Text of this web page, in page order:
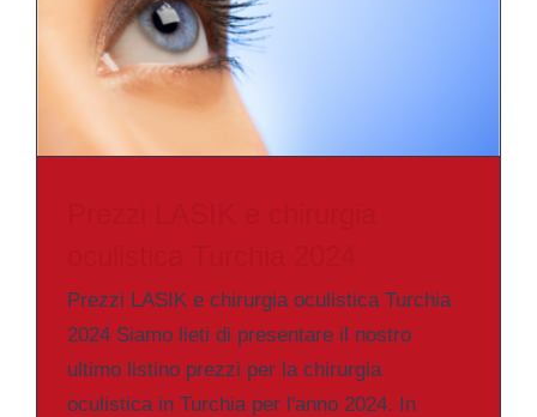
Prezzi LASIK e chirurgia oculistica Turchia
2024 Siamo lieti di presentare il nostro
ultimo listino prezzi per la chirurgia
oculistica in Turchia per l'anno 2024. In